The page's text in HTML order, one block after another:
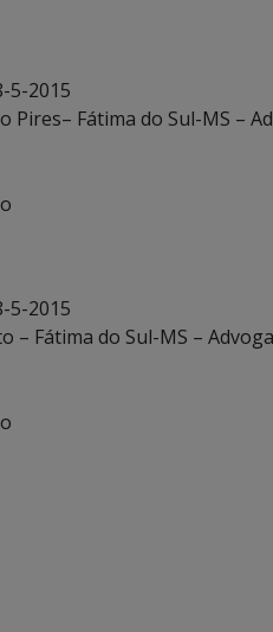
5-2015
Fátima do Sul-MS –
5-2015
– Fátima do Sul-MS –